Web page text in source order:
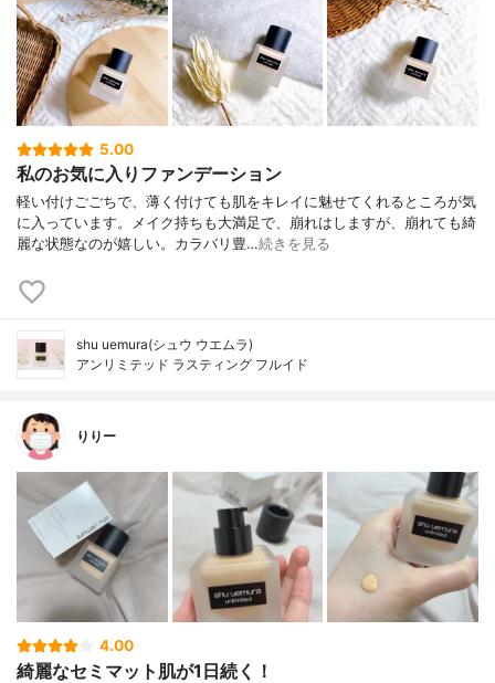
5.00
私のお気に入りファンデーション
軽い付けごごちで、薄く付けても肌をキレイに魅せてくれるところが気
に入っています。メイク持ちも大満足で、崩れはしますが、崩れても綺
麗な状態なのが嬉しい。カラバリ豊…続きを見る
shu uemura(シュウ ウエムラ)
アンリミテッド ラスティング フルイド
りりー
4.00
綺麗なセミマット肌が1日続く！